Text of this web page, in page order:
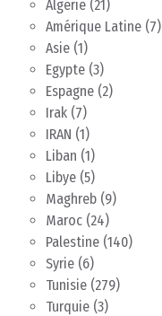
Algérie (21)
Amérique Latine (7)
Asie (1)
Egypte (3)
Espagne (2)
Irak (7)
IRAN (1)
Liban (1)
Libye (5)
Maghreb (9)
Maroc (24)
Palestine (140)
Syrie (6)
Tunisie (279)
Turquie (3)